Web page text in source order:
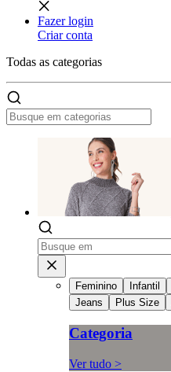
Fazer login
Criar conta
Todas as categorias
Feminino Infantil
Jeans
Plus Size
Categoria
Ver tudo >